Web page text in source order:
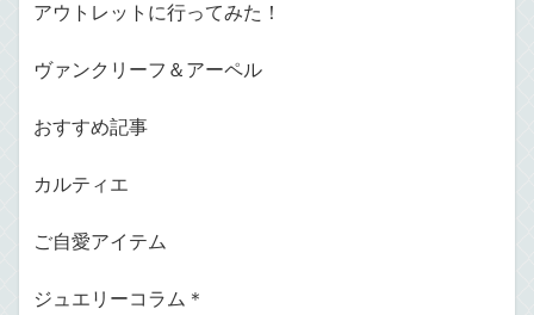
アウトレットに行ってみた！
ヴァンクリーフ＆アーペル
おすすめ記事
カルティエ
ご自愛アイテム
ジュエリーコラム＊